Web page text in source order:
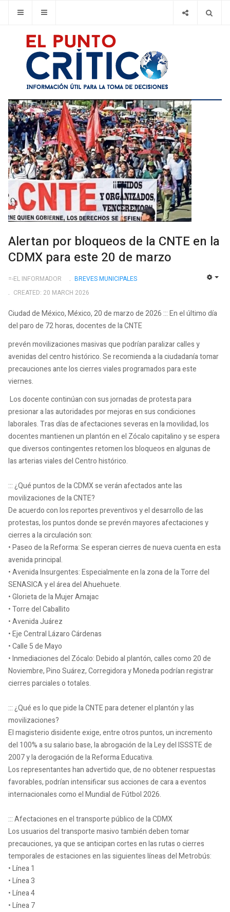
Alertan por bloqueos de la CNTE en la
CDMX para este 20 de marzo
=-EL INFORMADOR
BREVES MUNICIPALES
CREATED: 20 MARCH 2026
Ciudad de México, México, 20 de marzo de 2026 ::: En el último día
del paro de 72 horas, docentes de la CNTE
prevén movilizaciones masivas que podrían paralizar calles y
avenidas del centro histórico. Se recomienda a la ciudadanía tomar
precauciones ante los cierres viales programados para este
viernes.
Los docente continúan con sus jornadas de protesta para
presionar a las autoridades por mejoras en sus condiciones
laborales. Tras días de afectaciones severas en la movilidad, los
docentes mantienen un plantón en el Zócalo capitalino y se espera
que diversos contingentes retomen los bloqueos en algunas de
las arterias viales del Centro histórico.
::: ¿Qué puntos de la CDMX se verán afectados ante las
movilizaciones de la CNTE?
De acuerdo con los reportes preventivos y el desarrollo de las
protestas, los puntos donde se prevén mayores afectaciones y
cierres a la circulación son:
• Paseo de la Reforma: Se esperan cierres de nueva cuenta en esta
avenida principal.
• Avenida Insurgentes: Especialmente en la zona de la Torre del
SENASICA y el área del Ahuehuete.
• Glorieta de la Mujer Amajac
• Torre del Caballito
• Avenida Juárez
• Eje Central Lázaro Cárdenas
• Calle 5 de Mayo
• Inmediaciones del Zócalo: Debido al plantón, calles como 20 de
Noviembre, Pino Suárez, Corregidora y Moneda podrían registrar
cierres parciales o totales.
::: ¿Qué es lo que pide la CNTE para detener el plantón y las
movilizaciones?
El magisterio disidente exige, entre otros puntos, un incremento
del 100% a su salario base, la abrogación de la Ley del ISSSTE de
2007 y la derogación de la Reforma Educativa.
Los representantes han advertido que, de no obtener respuestas
favorables, podrían intensificar sus acciones de cara a eventos
internacionales como el Mundial de Fútbol 2026.
::: Afectaciones en el transporte público de la CDMX
Los usuarios del transporte masivo también deben tomar
precauciones, ya que se anticipan cortes en las rutas o cierres
temporales de estaciones en las siguientes líneas del Metrobús:
• Línea 1
• Línea 3
• Línea 4
• Línea 7